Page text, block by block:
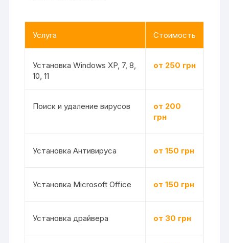
Услуга Стоимость
Установка Windows XP, 7, 8,
10, 11
от 250 грн
Поиск и удаление вирусов
от 200
грн
Установка Антивируса от 150 грн
Установка Microsoft Office от 150 грн
Установка драйвера от 30 грн